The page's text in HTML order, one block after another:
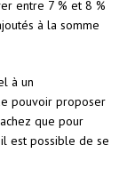
entre 7 % et 8 %
à la somme
à un
pouvoir proposer
que pour
, il est possible de se